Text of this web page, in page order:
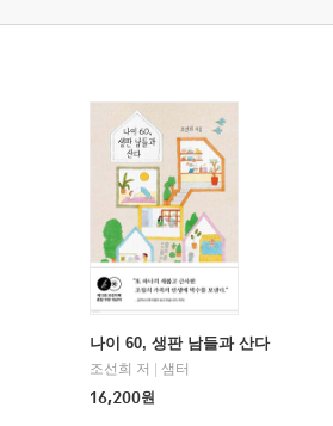
나이 60, 생판 남들과 산다
조선희 저
샘터
16,200원